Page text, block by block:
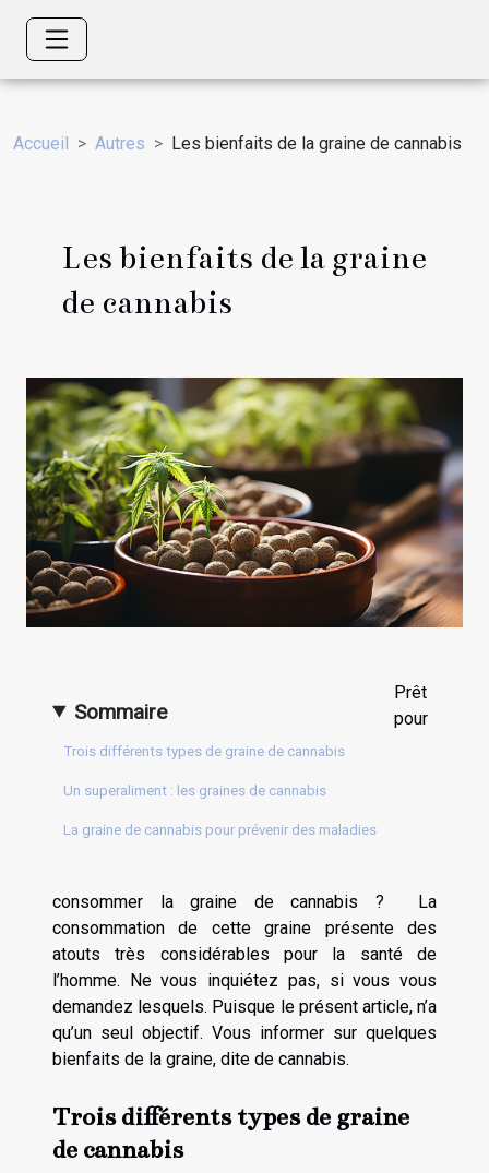
Accueil Autres Les bienfaits de la graine de cannabis
Les bienfaits de la graine
de cannabis
Sommaire
Trois différents types de graine de cannabis
Un superaliment : les graines de cannabis
La graine de cannabis pour prévenir des maladies
Prêt
pour
consommer la graine de cannabis ? La
consommation de cette graine présente des
atouts très considérables pour la santé de
l’homme. Ne vous inquiétez pas, si vous vous
demandez lesquels. Puisque le présent article, n’a
qu’un seul objectif. Vous informer sur quelques
bienfaits de la graine, dite de cannabis.
Trois différents types de graine
de cannabis